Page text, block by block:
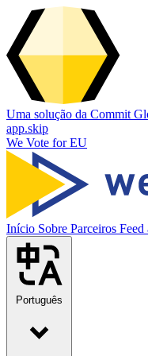
Uma solução da Commit
app.skip
We Vote for EU
Início Sobre Parceiros Feed
Português